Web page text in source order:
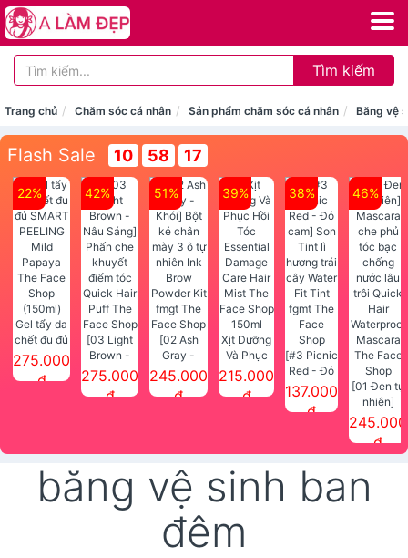
Tìm kiếm
Trang chủ Chăm sóc cá nhân Sản phẩm chăm sóc cá nhân Băng vệ
Flash Sale 10 58 17
22%
Gel tẩy da
chết đu đủ
SMART
PEELING
275.000
đ
42%
[03 Light
Brown -
Nâu Sáng]
Phấn che
275.000
đ
51%
[02 Ash
Gray -
Khói] Bột
kẻ chân
Face Shop
245.000
đ
39%
Xịt Dưỡng
Và Phục
Hồi Tóc
Essential
215.000
đ
38%
[#3 Picnic
Red - Đỏ
cam] Son
Face
Shop
137.000
đ
46%
[01 Đen tự
nhiên]
Mascara
che phủ
nước lâu
245.000
đ
băng vệ sinh ban
đêm